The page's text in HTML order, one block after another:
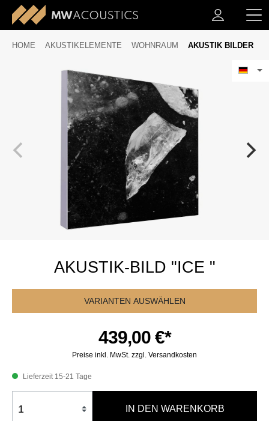
HOME AKUSTIKELEMENTE WOHNRAUM AKUSTIK BILDER
AKUSTIK-BILD "ICE "
VARIANTEN AUSWÄHLEN
439,00 €*
Preise inkl. MwSt. zzgl. Versandkosten
Lieferzeit 15-21 Tage
IN DEN WARENKORB